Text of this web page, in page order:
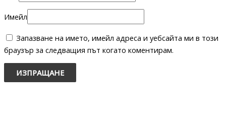
Имейл
Запазване на името, имейл адреса и уебсайта ми в този
браузър за следващия път когато коментирам.